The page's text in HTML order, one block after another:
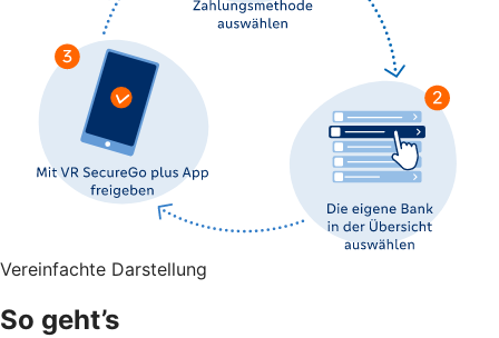
Vereinfachte Darstellung
So geht’s